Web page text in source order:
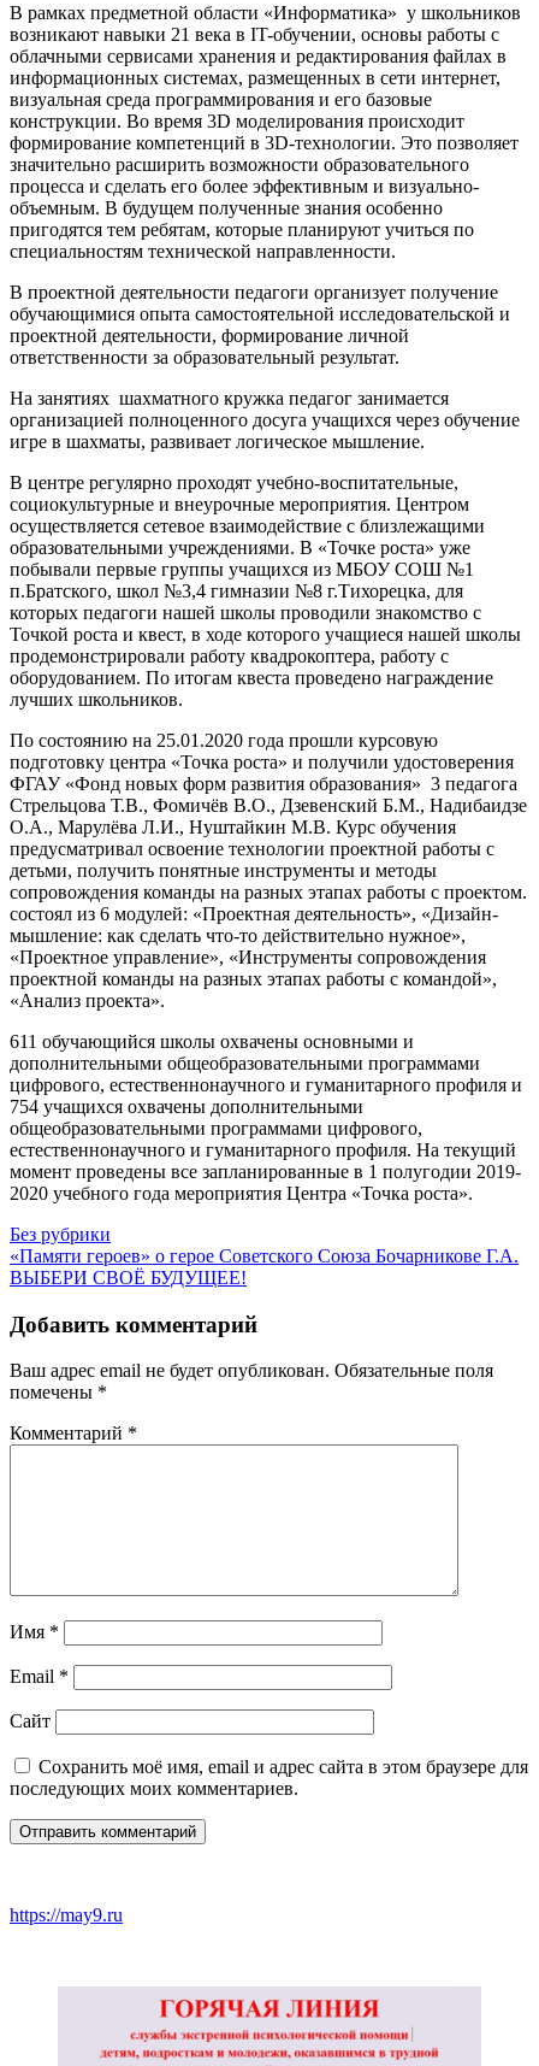
В рамках предметной области «Информатика» у школьников
возникают навыки 21 века в IT-обучении, основы работы с
облачными сервисами хранения и редактирования файлах в
информационных системах, размещенных в сети интернет,
визуальная среда программирования и его базовые
конструкции. Во время 3D моделирования происходит
формирование компетенций в 3D-технологии. Это позволяет
значительно расширить возможности образовательного
процесса и сделать его более эффективным и визуально-
объемным. В будущем полученные знания особенно
пригодятся тем ребятам, которые планируют учиться по
специальностям технической направленности.
В проектной деятельности педагоги организует получение
обучающимися опыта самостоятельной исследовательской и
проектной деятельности, формирование личной
ответственности за образовательный результат.
На занятиях шахматного кружка педагог занимается
организацией полноценного досуга учащихся через обучение
игре в шахматы, развивает логическое мышление.
В центре регулярно проходят учебно-воспитательные,
социокультурные и внеурочные мероприятия. Центром
осуществляется сетевое взаимодействие с близлежащими
образовательными учреждениями. В «Точке роста» уже
побывали первые группы учащихся из МБОУ СОШ №1
п.Братского, школ №3,4 гимназии №8 г.Тихорецка, для
которых педагоги нашей школы проводили знакомство с
Точкой роста и квест, в ходе которого учащиеся нашей школы
продемонстрировали работу квадрокоптера, работу с
оборудованием. По итогам квеста проведено награждение
лучших школьников.
По состоянию на 25.01.2020 года прошли курсовую
подготовку центра «Точка роста» и получили удостоверения
ФГАУ «Фонд новых форм развития образования» 3 педагога
Стрельцова Т.В., Фомичёв В.О., Дзевенский Б.М., Надибаидзе
О.А., Марулёва Л.И., Нуштайкин М.В. Курс обучения
предусматривал освоение технологии проектной работы с
детьми, получить понятные инструменты и методы
сопровождения команды на разных этапах работы с проектом.
состоял из 6 модулей: «Проектная деятельность», «Дизайн-
мышление: как сделать что-то действительно нужное»,
«Проектное управление», «Инструменты сопровождения
проектной команды на разных этапах работы с командой»,
«Анализ проекта».
611 обучающийся школы охвачены основными и
дополнительными общеобразовательными программами
цифрового, естественнонаучного и гуманитарного профиля и
754 учащихся охвачены дополнительными
общеобразовательными программами цифрового,
естественнонаучного и гуманитарного профиля. На текущий
момент проведены все запланированные в 1 полугодии 2019-
2020 учебного года мероприятия Центра «Точка роста».
Без рубрики
Навигация
по
записям
«Памяти героев» о герое Советского Союза Бочарникове Г.А.
ВЫБЕРИ СВОЁ БУДУЩЕЕ!
Добавить комментарий
Ваш адрес email не будет опубликован. Обязательные поля
помечены *
Комментарий *
Имя *
Email *
Сайт
Сохранить моё имя, email и адрес сайта в этом браузере для
последующих моих комментариев.
https://may9.ru